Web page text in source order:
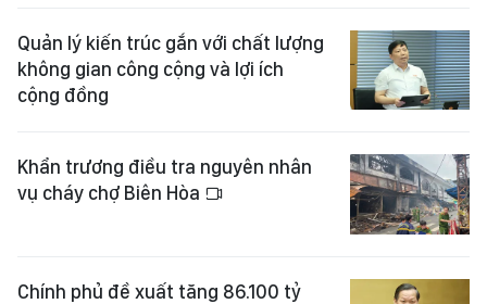
Quản lý kiến trúc gắn với chất lượng
không gian công cộng và lợi ích
cộng đồng
Khẩn trương điều tra nguyên nhân
vụ cháy chợ Biên Hòa
Chính phủ đề xuất tăng 86.100 tỷ